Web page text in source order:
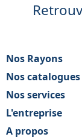
Nos Rayons
Nos catalogues
Nos services
L'entreprise
A propos